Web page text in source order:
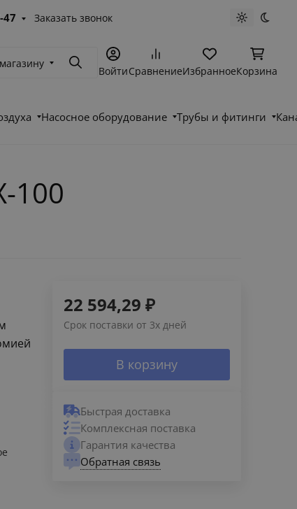
47 Заказать звонок Светлая
ПоискВойтиСравнениеИзбранноеКорзина
Насосное оборудование Трубы и фитинги
100
22 594,29 ₽
Срок поставки от 3х дней
В корзину
Быстрая доставка
Комплексная поставка
Гарантия качества
Обратная связь